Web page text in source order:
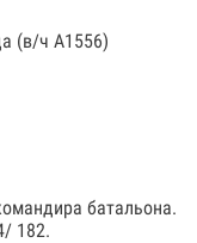
(в/ч А1556)
батальона.
182.